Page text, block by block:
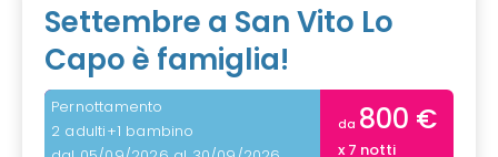
Settembre a San Vito Lo
Capo è famiglia!
Pernottamento
2 adulti+1 bambino
da 800 €
x 7 notti